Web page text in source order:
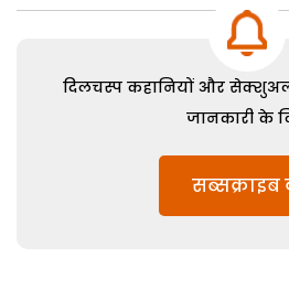
दिलचस्प कहानियों और
जानकारी के